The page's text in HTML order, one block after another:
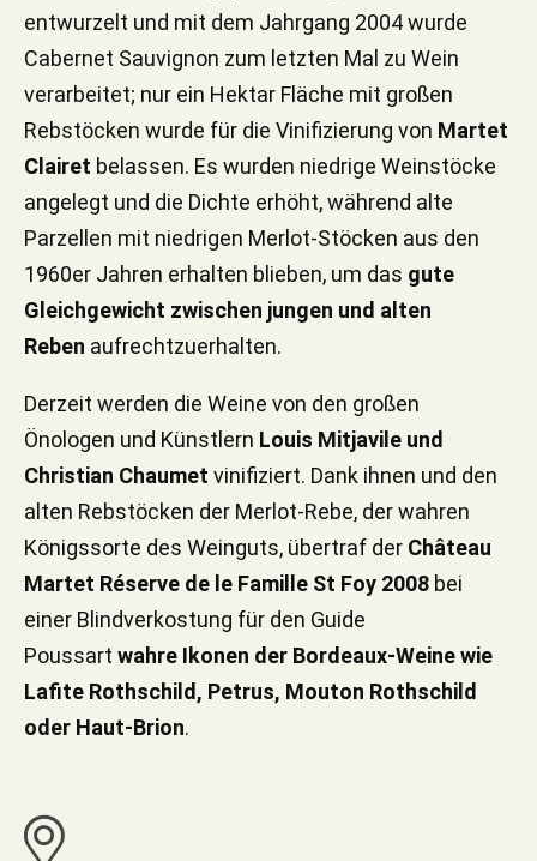
entwurzelt und mit dem Jahrgang 2004 wurde
Cabernet Sauvignon zum letzten Mal zu Wein
verarbeitet; nur ein Hektar Fläche mit großen
Rebstöcken wurde für die Vinifizierung von Martet
Clairet belassen. Es wurden niedrige Weinstöcke
angelegt und die Dichte erhöht, während alte
Parzellen mit niedrigen Merlot-Stöcken aus den
1960er Jahren erhalten blieben, um das gute
Gleichgewicht zwischen jungen und alten
Reben aufrechtzuerhalten.
Derzeit werden die Weine von den großen
Önologen und Künstlern Louis Mitjavile und
Christian Chaumet vinifiziert. Dank ihnen und den
alten Rebstöcken der Merlot-Rebe, der wahren
Königssorte des Weinguts, übertraf der Château
Martet Réserve de le Famille St Foy 2008 bei
einer Blindverkostung für den Guide
Poussart wahre Ikonen der Bordeaux-Weine wie
Lafite Rothschild, Petrus, Mouton Rothschild
oder Haut-Brion.